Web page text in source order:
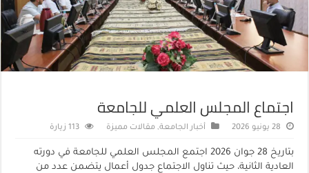
اجتماع المجلس العلمي للجامعة
28 يونيو 2026 أخبار الجامعة, مقالات مميزة 113 زيارة
بتاريخ 28 جوان 2026 اجتمع المجلس العلمي للجامعة في دورته
العادية الثانية، حيث تناول الاجتماع جدول أعمال يتضمن عدد من